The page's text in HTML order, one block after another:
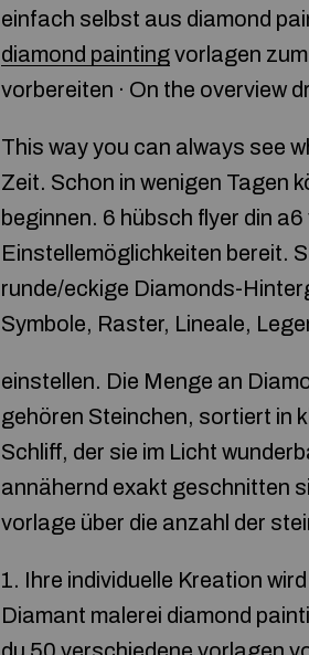
einfach selbst aus diamond
diamond paintingvorlagen
vorbereiten · On the overview
This way you can always see
Zeit. Schon in wenigen Tagen
beginnen. 6 hübsch flyer din
Einstellemöglichkeiten bereit.
runde/eckige Diamonds-
Symbole, Raster, Lineale,
einstellen. Die Menge an
gehören Steinchen, sortiert in
Schliff, der sie im Licht
annähernd exakt geschnitten
vorlage über die anzahl der
1. Ihre individuelle Kreation
Diamant malerei diamond